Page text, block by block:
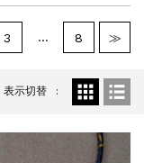
3 … 8 ≫
表示切替